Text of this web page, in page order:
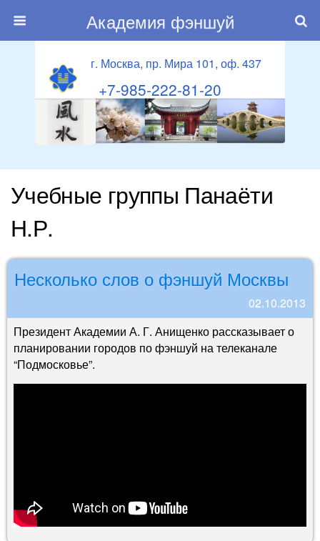
Академия фэншуй
г. Москва, пр. Мира 101, оф. 437
+7-985-222-81-20
Учебные группы Панаёти
Н.Р.
Несколько слов о фэншуй Москвы
02.10.2013
Президент Академии А. Г. Анищенко рассказывает о
планировании городов по фэншуй на телеканале
“Подмосковье”.